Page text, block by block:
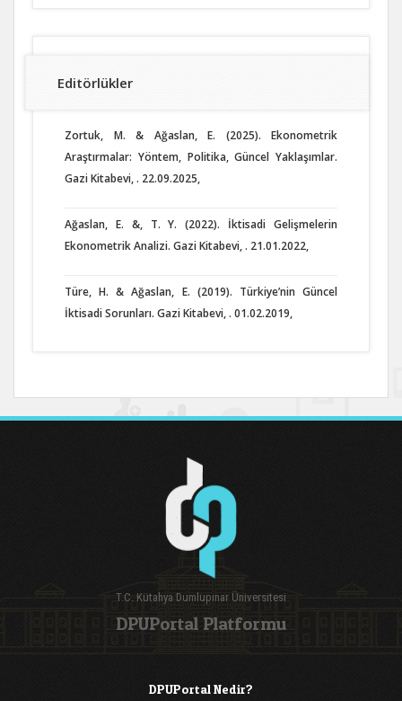
Editörlükler
Zortuk, M. & Ağaslan, E. (2025). Ekonometrik
Araştırmalar: Yöntem, Politika, Güncel Yaklaşımlar.
Gazi Kitabevi, . 22.09.2025,
Ağaslan, E. &, T. Y. (2022). İktisadi Gelişmelerin
Ekonometrik Analizi. Gazi Kitabevi, . 21.01.2022,
Türe, H. & Ağaslan, E. (2019). Türkiye’nin Güncel
İktisadi Sorunları. Gazi Kitabevi, . 01.02.2019,
T.C. Kütahya Dumlupınar Üniversitesi
DPUPortal Platformu
DPUPortal Nedir?